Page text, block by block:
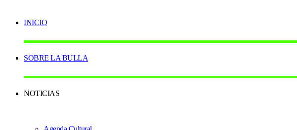
INICIO
SOBRE LA BULLA
NOTICIAS